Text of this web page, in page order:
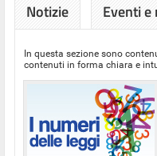
Notizie Eventi
In questa sezione sono
contenuti in forma chiara e